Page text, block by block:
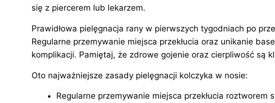
się z piercerem lub lekarzem.
Prawidłowa pielęgnacja rany w pierwszych tygodniach po
Regularne przemywanie miejsca przekłucia oraz unikanie
komplikacji. Pamiętaj, że zdrowe gojenie oraz cierpliwość są
Oto najważniejsze zasady pielęgnacji kolczyka w nosie:
Regularne przemywanie miejsca przekłucia roztworem